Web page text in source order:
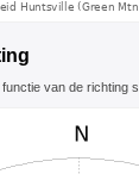
van de richting